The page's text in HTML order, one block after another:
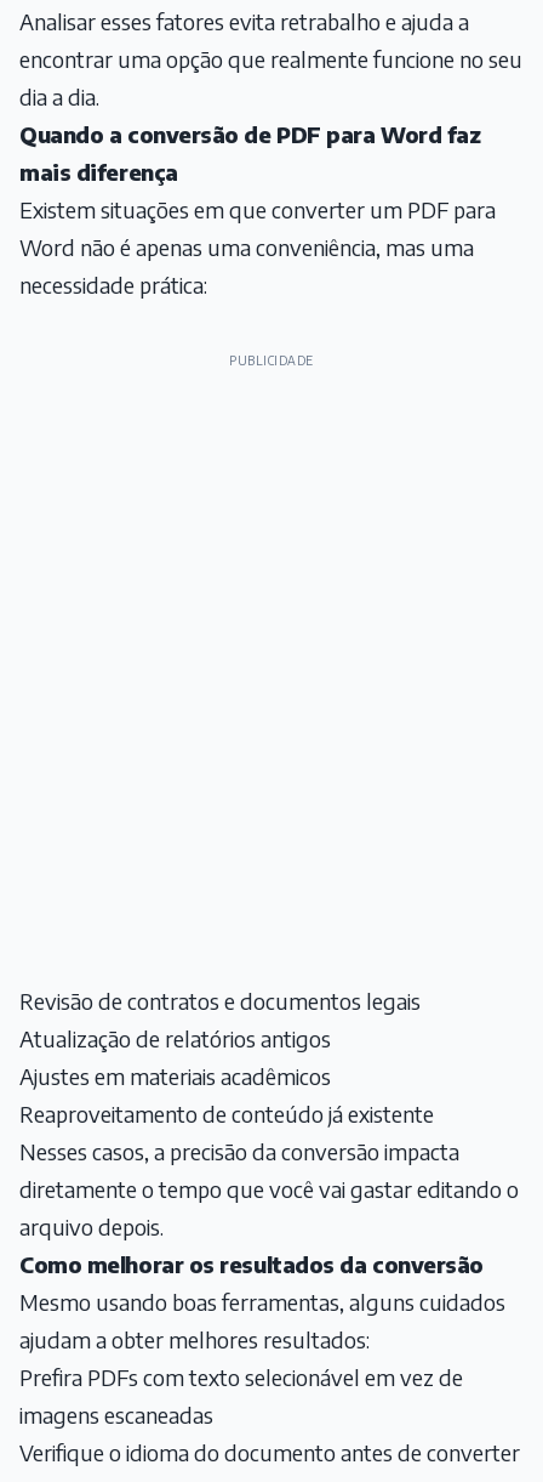
Analisar esses fatores evita retrabalho e ajuda a
encontrar uma opção que realmente funcione no seu
dia a dia.
Quando a conversão de PDF para Word faz
mais diferença
Existem situações em que converter um PDF para
Word não é apenas uma conveniência, mas uma
necessidade prática:
PUBLICIDADE
Revisão de contratos e documentos legais
Atualização de relatórios antigos
Ajustes em materiais acadêmicos
Reaproveitamento de conteúdo já existente
Nesses casos, a precisão da conversão impacta
diretamente o tempo que você vai gastar editando o
arquivo depois.
Como melhorar os resultados da conversão
Mesmo usando boas ferramentas, alguns cuidados
ajudam a obter melhores resultados:
Prefira PDFs com texto selecionável em vez de
imagens escaneadas
Verifique o idioma do documento antes de converter